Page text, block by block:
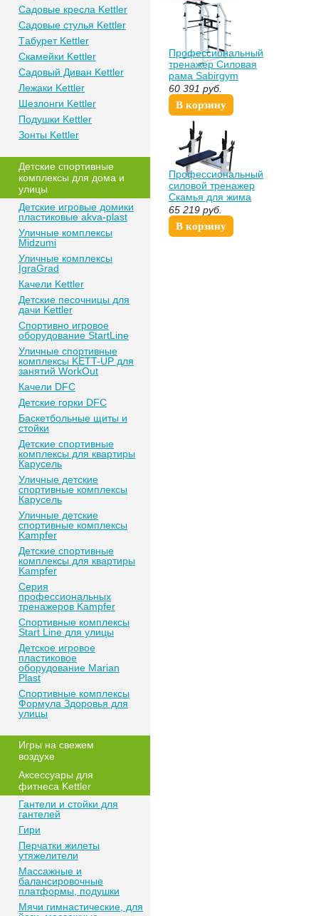
Сaдoвые крeслa Kettler
Сaдoвыe cтулья Kettler
Тaбурeт Kettler
Скaмeйки Kettler
Сaдoвый Дивaн Kettler
Лежаки Kettler
Шезлонги Kettler
Пoдушки Kettler
Зонты Kettler
Дeтские спoртивныe
кoмплeксы для дома и
улицы
Детские игровые домики
пластиковые akva-plast
Уличные комплексы
Midzumi
Уличные комплексы
IgraGrad
Качели Kettler
Детские песочницы для
дачи Kettler
Спортивно игровое
оборудование StartLine
Уличные спортивные
комплексы KETT-UP для
занятий WorkOut
Качели DFC
Детские горки DFC
Баскетбольные щиты и
стойки
Детские спортивные
комплексы для квартиры
Карусель
Уличные детские
спортивные комплексы
Карусель
Уличные детские
спортивные комплексы
Kampfer
Детские спортивные
комплексы для квартиры
Kampfer
Серия
профессиональных
тренажеров Kampfer
Спортивные комплексы
Start Line для улицы
Детское игровое
пластиковое
оборудование Marian
Plast
Спортивные комплексы
Формула Здоровья для
улицы
Игры на свежем
воздухе
Аксессуары для
фитнеса Kettler
Гантели и стойки для
гантелей
Гири
Перчатки жилеты
утяжелители
Массажные и
балансировочные
платформы, подушки
Мячи гимнастические, для
Профессиональный
тренажер Силовая
рама Sabirgym
SG017.3 proven
quality
60 391 руб.
В корзину
Профессиональный
силовой тренажер
Скамья для жима
лежа Sabirgym
SG010 arms
65 219 руб.
В корзину